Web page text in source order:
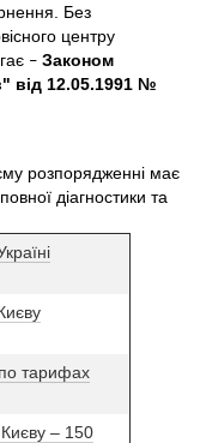
Без
центру
– Законом
від 12.05.1991 №
розпорядженні має
діагностики та
тарифах
– 150